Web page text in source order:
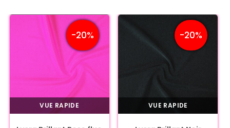
-20%
VUE RAPIDE
-20%
VUE RAPIDE